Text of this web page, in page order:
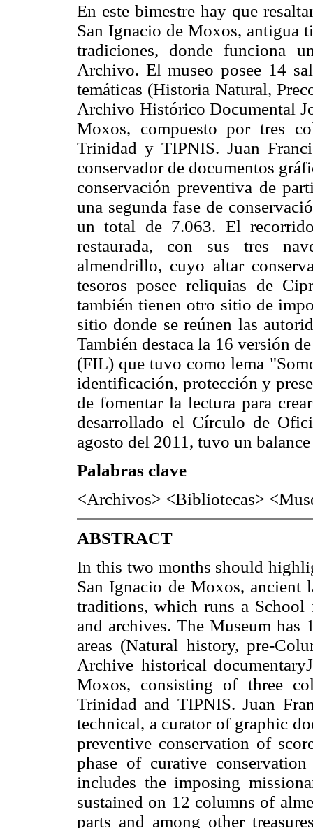
En este bimestre hay que
San Ignacio de Moxos, antigua
tradiciones, donde funciona
Archivo. El museo posee 14
temáticas (Historia Natural,
Archivo Histórico Documental
Moxos, compuesto por tres
Trinidad y TIPNIS. Juan
conservador de documentos
conservación preventiva de
una segunda fase de
un total de 7.063. El
restaurada, con sus tres
almendrillo, cuyo altar
tesoros posee reliquias de
también tienen otro sitio de
sitio donde se reúnen las
También destaca la 16 versión
(FIL) que tuvo como lema
identificación, protección y
de fomentar la lectura para
desarrollado el Círculo de
agosto del 2011, tuvo un
Palabras clave
<Archivos> <Bibliotecas>
ABSTRACT
In this two months should
San Ignacio de Moxos, ancient
traditions, which runs a School
and archives. The Museum
areas (Natural history, pre-
Archive historical
Moxos, consisting of three
Trinidad and TIPNIS. Juan
technical, a curator of graphic
preventive conservation of
phase of curative
includes the imposing
sustained on 12 columns of
parts and among other